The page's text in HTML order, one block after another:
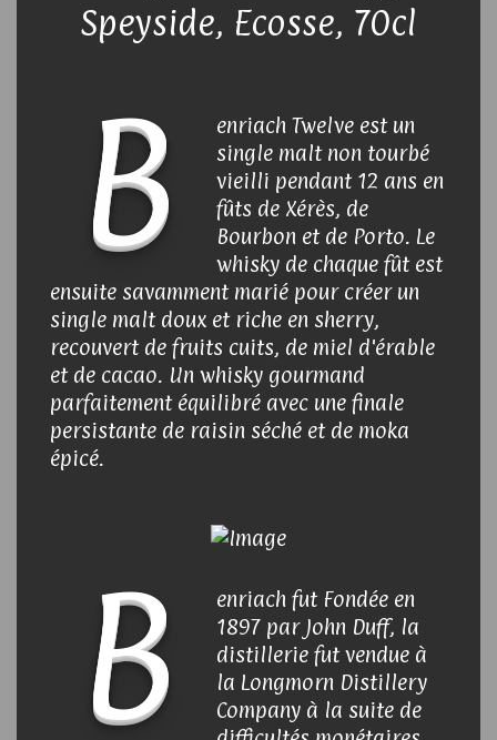
Speyside, Ecosse, 70cl
B
enriach Twelve est un
single malt non tourbé
vieilli pendant 12 ans en
fûts de Xérès, de
Bourbon et de Porto. Le
whisky de chaque fût est
ensuite savamment marié pour créer un
single malt doux et riche en sherry,
recouvert de fruits cuits, de miel d'érable
et de cacao. Un whisky gourmand
parfaitement équilibré avec une finale
persistante de raisin séché et de moka
épicé.
B
enriach fut Fondée en
1897 par John Duff, la
distillerie fut vendue à
la Longmorn Distillery
Company à la suite de